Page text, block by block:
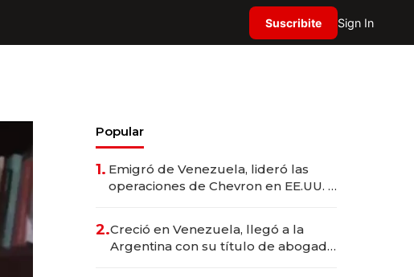
Suscribite Sign In
Popular
1. Emigró de Venezuela, lideró las
operaciones de Chevron en EE.UU. y
2.Creció en Venezuela, llegó a la
Argentina con su título de abogado